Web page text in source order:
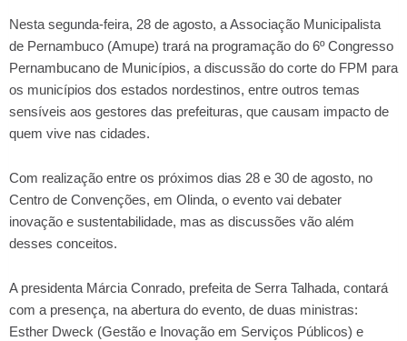
Nesta segunda-feira, 28 de agosto, a Associação Municipalista
de Pernambuco (Amupe) trará na programação do 6º Congresso
Pernambucano de Municípios, a discussão do corte do FPM para
os municípios dos estados nordestinos, entre outros temas
sensíveis aos gestores das prefeituras, que causam impacto de
quem vive nas cidades.
Com realização entre os próximos dias 28 e 30 de agosto, no
Centro de Convenções, em Olinda, o evento vai debater
inovação e sustentabilidade, mas as discussões vão além
desses conceitos.
A presidenta Márcia Conrado, prefeita de Serra Talhada, contará
com a presença, na abertura do evento, de duas ministras:
Esther Dweck (Gestão e Inovação em Serviços Públicos) e